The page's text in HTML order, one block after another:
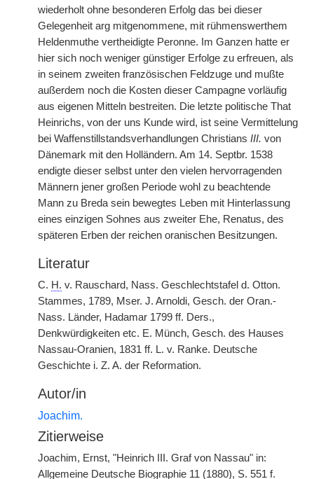
wiederholt ohne besonderen Erfolg das bei dieser
Gelegenheit arg mitgenommene, mit rühmenswerthem
Heldenmuthe vertheidigte Peronne. Im Ganzen hatte er
hier sich noch weniger günstiger Erfolge zu erfreuen, als
in seinem zweiten französischen Feldzuge und mußte
außerdem noch die Kosten dieser Campagne vorläufig
aus eigenen Mitteln bestreiten. Die letzte politische That
Heinrichs, von der uns Kunde wird, ist seine Vermittelung
bei Waffenstillstandsverhandlungen Christians III. von
Dänemark mit den Holländern. Am 14. Septbr. 1538
endigte dieser selbst unter den vielen hervorragenden
Männern jener großen Periode wohl zu beachtende
Mann zu Breda sein bewegtes Leben mit Hinterlassung
eines einzigen Sohnes aus zweiter Ehe, Renatus, des
späteren Erben der reichen oranischen Besitzungen.
Literatur
C. H. v. Rauschard, Nass. Geschlechtstafel d. Otton.
Stammes, 1789, Mser. J. Arnoldi, Gesch. der Oran.-
Nass. Länder, Hadamar 1799 ff. Ders.,
Denkwürdigkeiten etc. E. Münch, Gesch. des Hauses
Nassau-Oranien, 1831 ff. L. v. Ranke. Deutsche
Geschichte i. Z. A. der Reformation.
Autor/in
Joachim.
Zitierweise
Joachim, Ernst, "Heinrich III. Graf von Nassau" in:
Allgemeine Deutsche Biographie 11 (1880), S. 551 f.